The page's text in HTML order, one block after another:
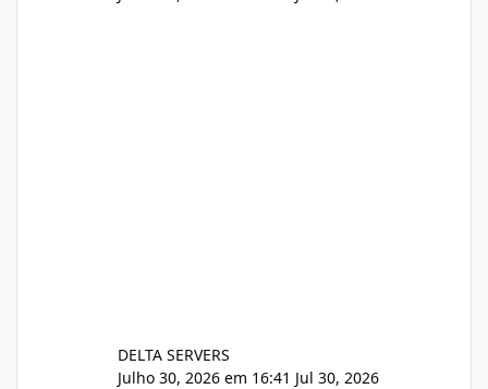
DELTA SERVERS
Julho 30, 2026 em 16:41 Jul 30, 2026